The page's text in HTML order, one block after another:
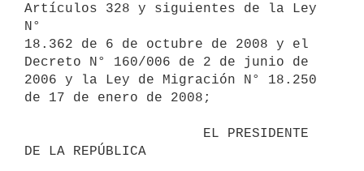
Artículos 328 y siguientes de la Ley
N°
18.362 de 6 de octubre de 2008 y el
Decreto N° 160/006 de 2 de junio de
2006 y la Ley de Migración N° 18.250
de 17 de enero de 2008;
DE LA REPÚBLICA